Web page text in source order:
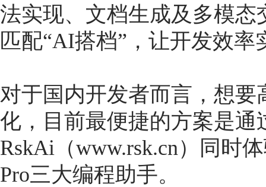
法实现、文档生成及多模
匹配“AI搭档”，让开发效率
对于国内开发者而言，想
化，目前最便捷的方案是通
RskAi（www.rsk.cn）同时
Pro三大编程助手。